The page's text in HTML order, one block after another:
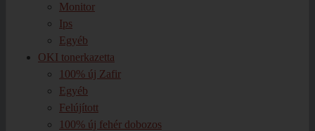
Monitor
Ips
Egyéb
OKI tonerkazetta
100% új Zafir
Egyéb
Felújított
100% új fehér dobozos